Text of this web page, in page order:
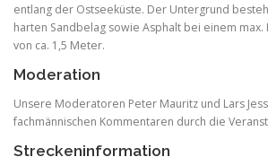
entlang der Ostseeküste. Der Untergrund
harten Sandbelag sowie Asphalt bei einem
von ca. 1,5 Meter.
Moderation
Unsere Moderatoren Peter Mauritz und Lars
fachmännischen Kommentaren durch die
Streckeninformation